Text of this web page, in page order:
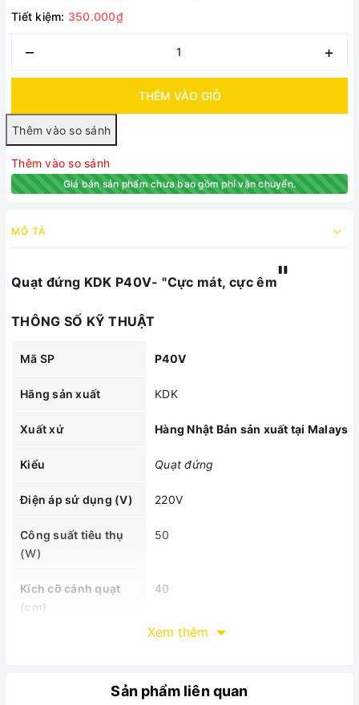
Tiết kiệm: 350.000₫
– +
THÊM VÀO GIỎ
Thêm vào so sánh
Giá bán sản phẩm chưa bao gồm phí vận chuyển.
MÔ TẢ
Quạt đứng KDK P40V- "Cực mát, cực êm"
THÔNG SỐ KỸ THUẬT
Mã SP P40V
Hãng sản xuất KDK
Xuất xứ Hàng Nhật Bản sản xuất tại Malaysia
Kiểu Quạt đứng
Điện áp sử dụng (V) 220V
Công suất tiêu thụ
(W)
50
Kích cỡ cánh quạt
(cm)
40
9.5
Xem thêm
Sản phẩm liên quan